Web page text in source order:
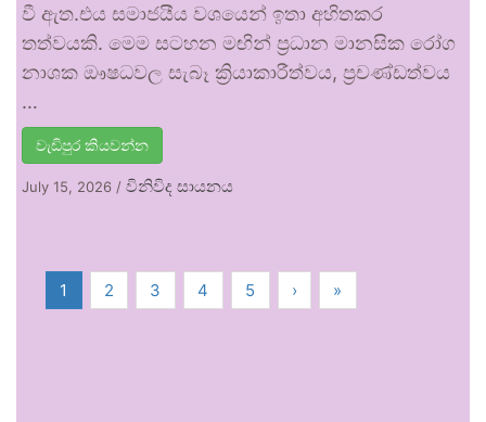
වී ඇත.එය සමාජයීය වශයෙන් ඉතා අහිතකර
තත්වයකි. මෙම සටහන මඟින් ප්‍රධාන මානසික රෝග
නාශක ඖෂධවල සැබෑ ක්‍රියාකාරීත්වය, ප්‍රචණ්ඩත්වය
…
වැඩිපුර කියවන්න
July 15, 2026 / විනිවිද සායනය
1 2 3 4 5 › »